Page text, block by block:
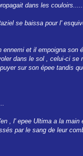
dans les
se baissa pour l'
et il empoigna
dans le sol , celui-ci
sur son épee tandis
, l' epee Ultima a la
par le sang de leur